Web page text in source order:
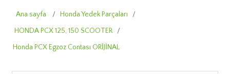
Ana sayfa / Honda Yedek Parçaları
/
HONDA PCX 125, 150 SCOOTER /
Honda PCX Egzoz Contası ORİJİNAL